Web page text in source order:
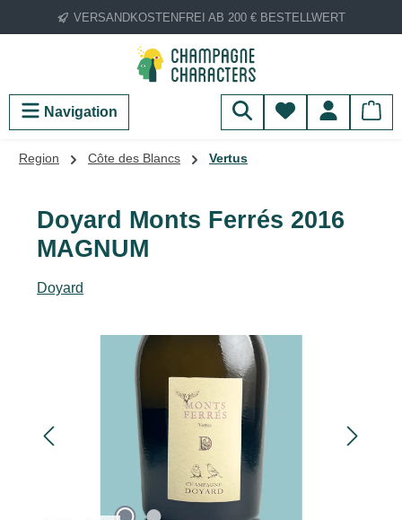
Zum Hauptinhalt springen
VERSANDKOSTENFREI AB 200 € BESTELLWERT
Navigation Du hast 0
Region Côte des Blancs Vertus
Doyard Monts Ferrés 2016
MAGNUM
Doyard
Bildergalerie überspringen